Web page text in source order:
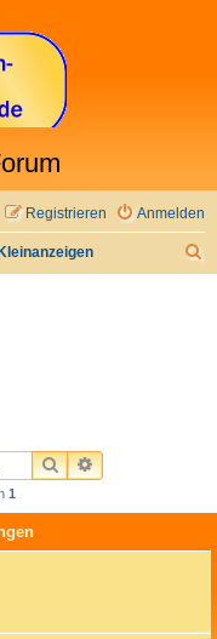
Anmelden
Registrieren
Kleinanzeigen
SUCHEERWEITERTE
1